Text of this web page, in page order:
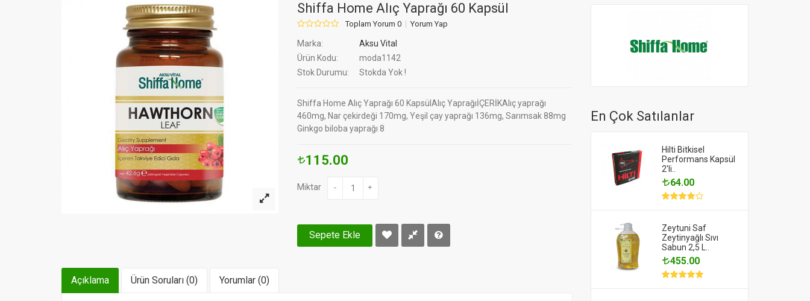
Shiffa Home Alıç Yaprağı 60 Kapsül
Toplam Yorum 0 Yorum Yap
Marka:
Aksu Vital
Ürün Kodu:
moda1142
Stok Durumu:
Stokda Yok !
Shiffa Home Alıç Yaprağı 60 KapsülAlıç YaprağıİÇERİKAlıç yaprağı
460mg, Nar çekirdeği 170mg, Yeşil çay yaprağı 136mg, Sarımsak 88mg
Ginkgo biloba yaprağı 8
115.00
Miktar - +
Sepete Ekle
Açıklama Ürün Soruları (0) Yorumlar (0)
En Çok Satılanlar
Hilti Bitkisel
Performans Kapsül
2'li..
64.00
Zeytuni Saf
Zeytinyağlı Sıvı
Sabun 2,5 L..
455.00